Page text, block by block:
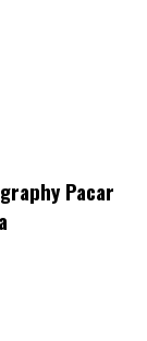
Pacar